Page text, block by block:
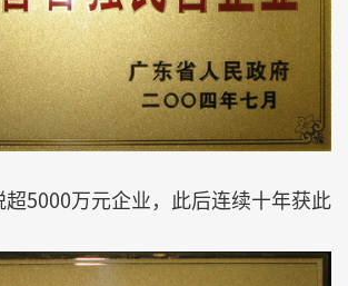
超5000万元企业，此后连续十年获此